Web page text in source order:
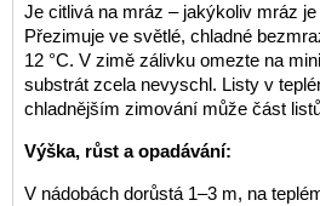
Je citlivá na mráz – jakýkoliv mráz je
Přezimuje ve světlé, chladné
12 °C. V zimě zálivku omezte na
substrát zcela nevyschl. Listy v
chladnějším zimování může část
Výška, růst a opadávání:
V nádobách dorůstá 1–3 m, na